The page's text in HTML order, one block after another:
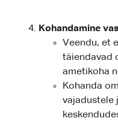
Kohandamine
Veendu, et
täiendavad
ametikoha
Kohanda
vajadustele